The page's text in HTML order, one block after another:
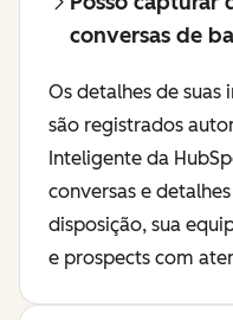
conversas de
Os detalhes de
são registrados
Inteligente da
conversas e
disposição, sua
e prospects com